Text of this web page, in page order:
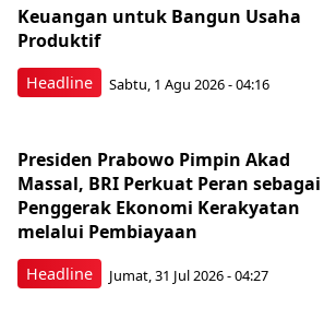
Headline
Keuangan untuk Bangun Usaha
Produktif
Sabtu, 1 Agu 2026 - 04:16
Headline
Presiden Prabowo Pimpin Akad
Massal, BRI Perkuat Peran sebagai
Penggerak Ekonomi Kerakyatan
melalui Pembiayaan
Jumat, 31 Jul 2026 - 04:27